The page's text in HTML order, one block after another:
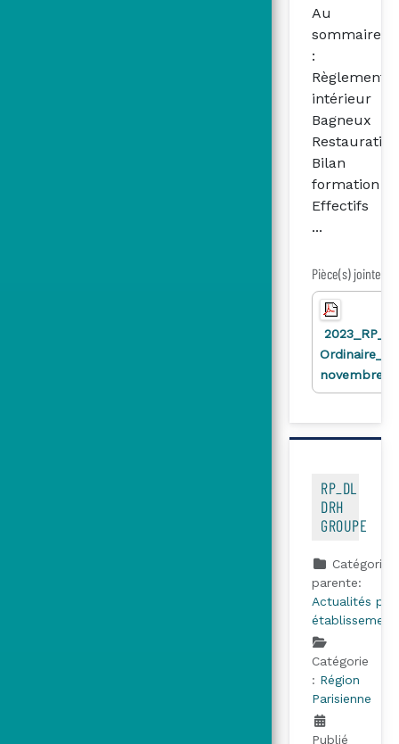
Au
sommaire
:
Règlement
intérieur
Bagneux
Restauration
Bilan
formation
Effectifs
...
Pièce(s) jointe(s)
RP_DL
DRH
GROUPE
Catégorie
parente:
Actualités par
Catégorie
: Région
Parisienne
Publié